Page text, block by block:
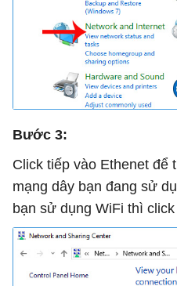
Bước 3:
Click tiếp vào Ethenet để
mạng dây bạn đang sử
bạn sử dụng WiFi thì